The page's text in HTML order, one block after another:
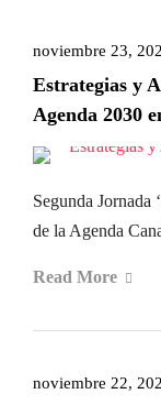
noviembre 23,
Estrategias y
Agenda 2030
Segunda Jornada
de la Agenda
Read More
noviembre 22,